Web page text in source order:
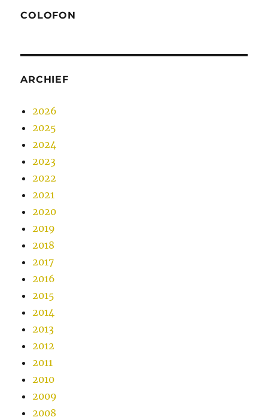
COLOFON
ARCHIEF
2026
2025
2024
2023
2022
2021
2020
2019
2018
2017
2016
2015
2014
2013
2012
2011
2010
2009
2008